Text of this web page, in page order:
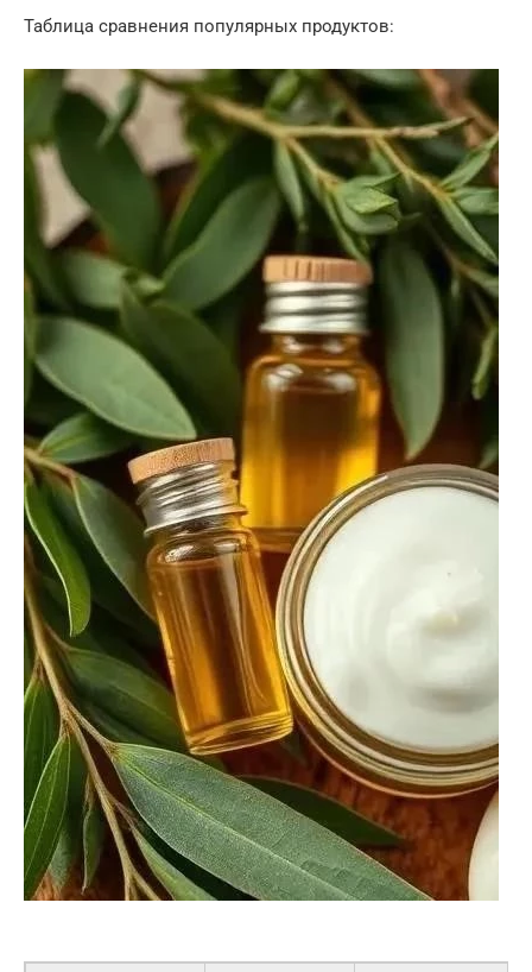
Таблица сравнения популярных продуктов: